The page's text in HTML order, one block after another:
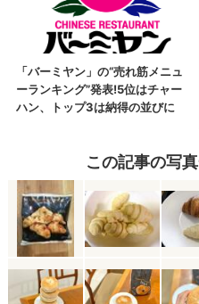
この記事の写